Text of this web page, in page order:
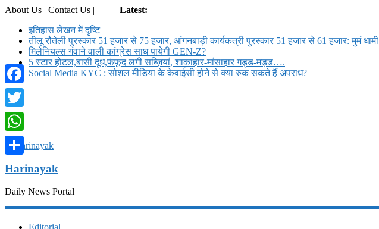
About Us | Contact Us |
Latest:
इतिहास लेखन में दृष्टि
तीलू रौतेली पुरस्कार 51 हजार से 75 हजार, आंगनबाड़ी कार्यकत्री पुरस्कार 51 हजार से 61 हजार: मुमं धामी
मिलेनियल्स गंवाने वाली कांग्रेस साध पायेगी GEN-Z?
5 स्टार होटल,बासी दूध,फंफूद लगी सब्ज़ियां, शाकाहार-मांसाहार गड्ड-मड्ड….
Social Media KYC : सोशल मीडिया के केवाईसी होने से क्या रुक सकते हैं अपराध?
Harinayak
Daily News Portal
Editorial
Facebook
Twitter
WhatsApp
Share